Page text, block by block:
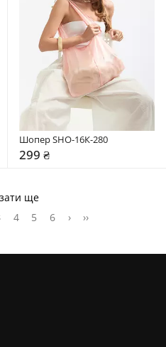
Шопер SHO-16К-280
299 ₴
ще
4 5 6 › ››